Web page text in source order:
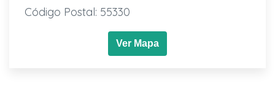
Código Postal: 55330
Ver Mapa